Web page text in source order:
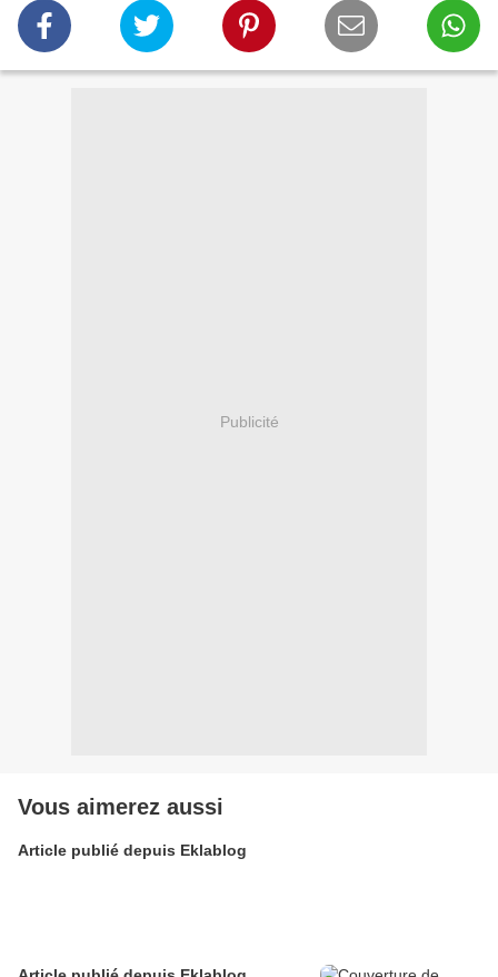
Publicité
Vous aimerez aussi
Article publié depuis Eklablog